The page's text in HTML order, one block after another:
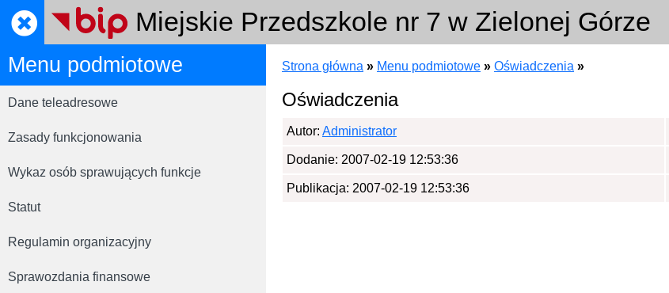
Miejskie Przedszkole nr 7 w Zielonej Górze
Menu podmiotowe
Dane teleadresowe
Zasady funkcjonowania
Wykaz osób sprawujących funkcje
Statut
Regulamin organizacyjny
Sprawozdania finansowe
Strona główna » Menu podmiotowe » Oświadczenia »
Oświadczenia
Autor: Administrator
Dodanie: 2007-02-19 12:53:36
Publikacja: 2007-02-19 12:53:36